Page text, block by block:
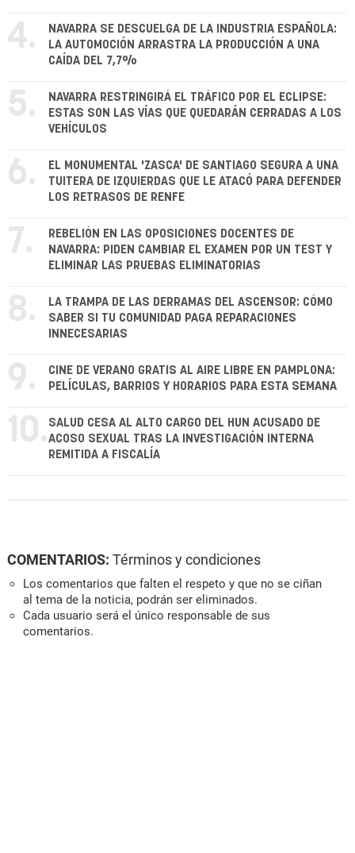
4.
NAVARRA SE DESCUELGA DE LA INDUSTRIA ESPAÑOLA:
LA AUTOMOCIÓN ARRASTRA LA PRODUCCIÓN A UNA
CAÍDA DEL 7,7%
5.
NAVARRA RESTRINGIRÁ EL TRÁFICO POR EL ECLIPSE:
ESTAS SON LAS VÍAS QUE QUEDARÁN CERRADAS A LOS
VEHÍCULOS
6.
EL MONUMENTAL 'ZASCA' DE SANTIAGO SEGURA A UNA
TUITERA DE IZQUIERDAS QUE LE ATACÓ PARA DEFENDER
LOS RETRASOS DE RENFE
7.
REBELIÓN EN LAS OPOSICIONES DOCENTES DE
NAVARRA: PIDEN CAMBIAR EL EXAMEN POR UN TEST Y
ELIMINAR LAS PRUEBAS ELIMINATORIAS
8.
LA TRAMPA DE LAS DERRAMAS DEL ASCENSOR: CÓMO
SABER SI TU COMUNIDAD PAGA REPARACIONES
INNECESARIAS
9.
CINE DE VERANO GRATIS AL AIRE LIBRE EN PAMPLONA:
PELÍCULAS, BARRIOS Y HORARIOS PARA ESTA SEMANA
10. SALUD CESA AL ALTO CARGO DEL HUN ACUSADO DE
ACOSO SEXUAL TRAS LA INVESTIGACIÓN INTERNA
REMITIDA A FISCALÍA
COMENTARIOS: Términos y condiciones
Los comentarios que falten el respeto y que no se ciñan
al tema de la noticia, podrán ser eliminados.
Cada usuario será el único responsable de sus
comentarios.